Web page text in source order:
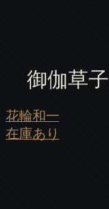
御伽草子
花輪和一
在庫あり